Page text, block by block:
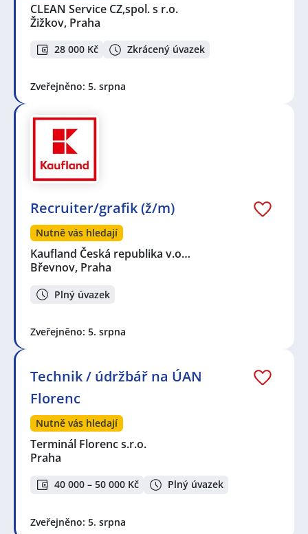
CLEAN Service CZ,spol. s r.o.
Žižkov, Praha
28 000 Kč Zkrácený úvazek
Zveřejněno: 5. srpna
Recruiter/grafik (ž/m)
Nutně vás hledají
Kaufland Česká republika v.o…
Břevnov, Praha
Plný úvazek
Zveřejněno: 5. srpna
Technik / údržbář na ÚAN
Florenc
Nutně vás hledají
Terminál Florenc s.r.o.
Praha
40 000 – 50 000 Kč Plný úvazek
Zveřejněno: 5. srpna